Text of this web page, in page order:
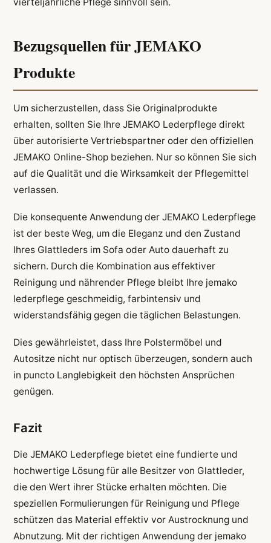
Bezugsquellen für JEMAKO
Produkte
Um sicherzustellen, dass Sie Originalprodukte
erhalten, sollten Sie Ihre JEMAKO Lederpflege direkt
über autorisierte Vertriebspartner oder den offiziellen
JEMAKO Online-Shop beziehen. Nur so können Sie sich
auf die Qualität und die Wirksamkeit der Pflegemittel
verlassen.
Die konsequente Anwendung der JEMAKO Lederpflege
ist der beste Weg, um die Eleganz und den Zustand
Ihres Glattleders im Sofa oder Auto dauerhaft zu
sichern. Durch die Kombination aus effektiver
Reinigung und nährender Pflege bleibt Ihre jemako
lederpflege geschmeidig, farbintensiv und
widerstandsfähig gegen die täglichen Belastungen.
Dies gewährleistet, dass Ihre Polstermöbel und
Autositze nicht nur optisch überzeugen, sondern auch
in puncto Langlebigkeit den höchsten Ansprüchen
genügen.
Fazit
Die JEMAKO Lederpflege bietet eine fundierte und
hochwertige Lösung für alle Besitzer von Glattleder,
die den Wert ihrer Stücke erhalten möchten. Die
speziellen Formulierungen für Reinigung und Pflege
schützen das Material effektiv vor Austrocknung und
Abnutzung. Mit der richtigen Anwendung der jemako